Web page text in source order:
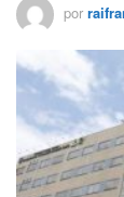
por